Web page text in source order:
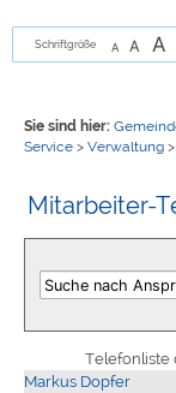
Schriftgröße A A A
Sie sind hier:
Service> Verwaltung>
Mitarbeiter-
Telefonliste
Markus Dopfer